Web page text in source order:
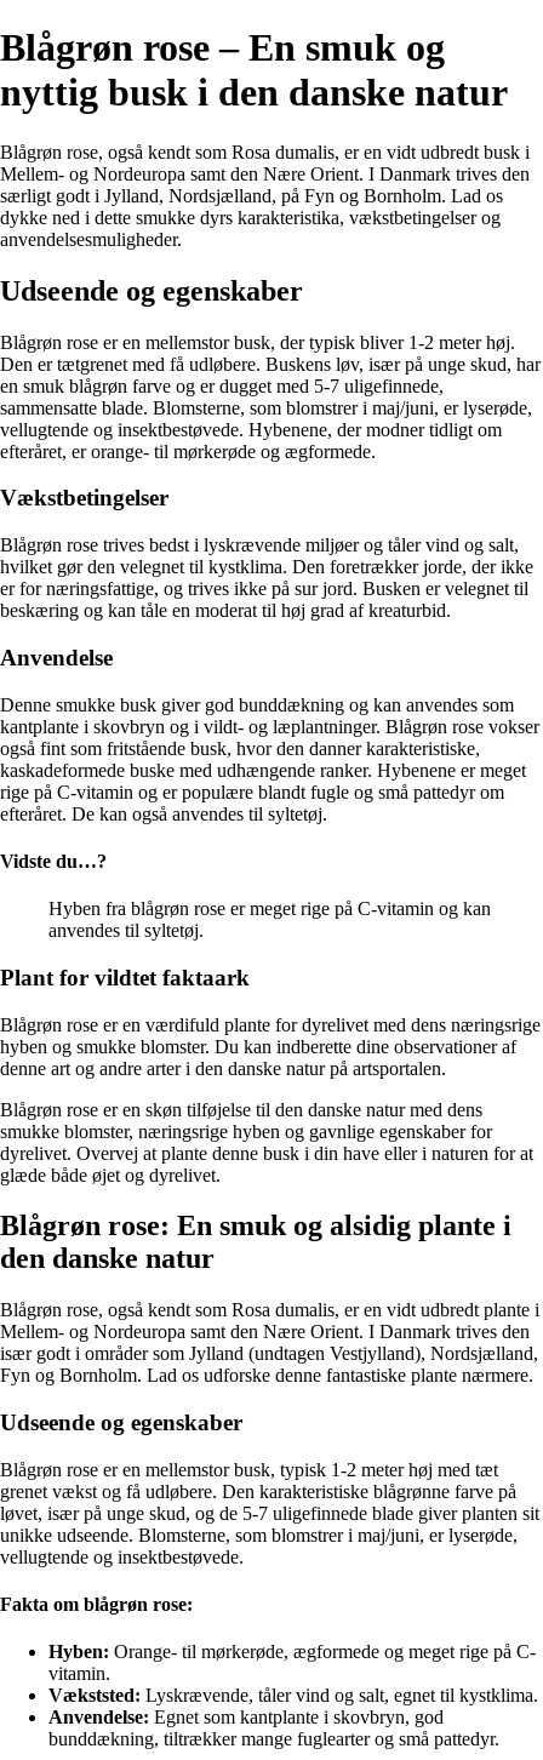
Blågrøn rose – En smuk og
nyttig busk i den danske natur
Blågrøn rose, også kendt som Rosa dumalis, er en vidt udbredt busk i
Mellem- og Nordeuropa samt den Nære Orient. I Danmark trives den
særligt godt i Jylland, Nordsjælland, på Fyn og Bornholm. Lad os
dykke ned i dette smukke dyrs karakteristika, vækstbetingelser og
anvendelsesmuligheder.
Udseende og egenskaber
Blågrøn rose er en mellemstor busk, der typisk bliver 1-2 meter høj.
Den er tætgrenet med få udløbere. Buskens løv, især på unge skud, har
en smuk blågrøn farve og er dugget med 5-7 uligefinnede,
sammensatte blade. Blomsterne, som blomstrer i maj/juni, er lyserøde,
vellugtende og insektbestøvede. Hybenene, der modner tidligt om
efteråret, er orange- til mørkerøde og ægformede.
Vækstbetingelser
Blågrøn rose trives bedst i lyskrævende miljøer og tåler vind og salt,
hvilket gør den velegnet til kystklima. Den foretrækker jorde, der ikke
er for næringsfattige, og trives ikke på sur jord. Busken er velegnet til
beskæring og kan tåle en moderat til høj grad af kreaturbid.
Anvendelse
Denne smukke busk giver god bunddækning og kan anvendes som
kantplante i skovbryn og i vildt- og læplantninger. Blågrøn rose vokser
også fint som fritstående busk, hvor den danner karakteristiske,
kaskadeformede buske med udhængende ranker. Hybenene er meget
rige på C-vitamin og er populære blandt fugle og små pattedyr om
efteråret. De kan også anvendes til syltetøj.
Vidste du…?
Hyben fra blågrøn rose er meget rige på C-vitamin og kan
anvendes til syltetøj.
Plant for vildtet faktaark
Blågrøn rose er en værdifuld plante for dyrelivet med dens næringsrige
hyben og smukke blomster. Du kan indberette dine observationer af
denne art og andre arter i den danske natur på artsportalen.
Blågrøn rose er en skøn tilføjelse til den danske natur med dens
smukke blomster, næringsrige hyben og gavnlige egenskaber for
dyrelivet. Overvej at plante denne busk i din have eller i naturen for at
glæde både øjet og dyrelivet.
Blågrøn rose: En smuk og alsidig plante i
den danske natur
Blågrøn rose, også kendt som Rosa dumalis, er en vidt udbredt plante i
Mellem- og Nordeuropa samt den Nære Orient. I Danmark trives den
især godt i områder som Jylland (undtagen Vestjylland), Nordsjælland,
Fyn og Bornholm. Lad os udforske denne fantastiske plante nærmere.
Udseende og egenskaber
Blågrøn rose er en mellemstor busk, typisk 1-2 meter høj med tæt
grenet vækst og få udløbere. Den karakteristiske blågrønne farve på
løvet, især på unge skud, og de 5-7 uligefinnede blade giver planten sit
unikke udseende. Blomsterne, som blomstrer i maj/juni, er lyserøde,
vellugtende og insektbestøvede.
Fakta om blågrøn rose:
Hyben: Orange- til mørkerøde, ægformede og meget rige på C-
vitamin.
Vækststed: Lyskrævende, tåler vind og salt, egnet til kystklima.
Anvendelse: Egnet som kantplante i skovbryn, god
bunddækning, tiltrækker mange fuglearter og små pattedyr.